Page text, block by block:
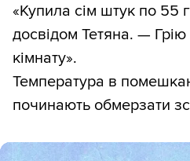
«Купила сім штук по 55
досвідом Тетяна. — Грію
кімнату».
Температура в
починають обмерзати